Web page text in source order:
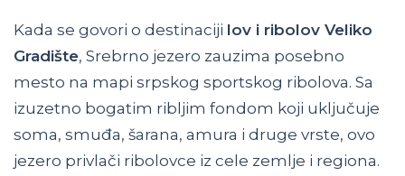
Kada se govori o destinaciji lov i ribolov Veliko
Gradište, Srebrno jezero zauzima posebno
mesto na mapi srpskog sportskog ribolova. Sa
izuzetno bogatim ribljim fondom koji uključuje
soma, smuđa, šarana, amura i druge vrste, ovo
jezero privlači ribolovce iz cele zemlje i regiona.